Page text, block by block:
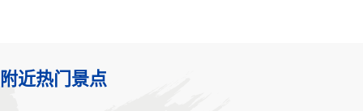
附近热门景点